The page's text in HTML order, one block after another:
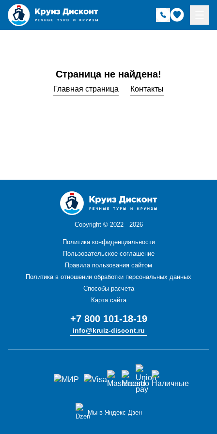
Страница не найдена!
Главная страница Контакты
Copyright © 2022 - 2026
Политика конфиденциальности
Пользовательское соглашение
Правила пользования сайтом
Политика в отношении обработки персональных данных
Способы расчета
Карта сайта
+7 800 101-18-19
info@kruiz-discont.ru
Мы в Яндекс Дзен